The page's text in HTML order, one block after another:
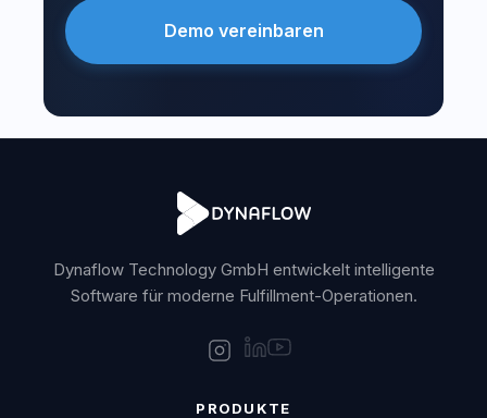
Demo vereinbaren
Dynaflow Technology GmbH entwickelt intelligente
Software für moderne Fulfillment-Operationen.
PRODUKTE